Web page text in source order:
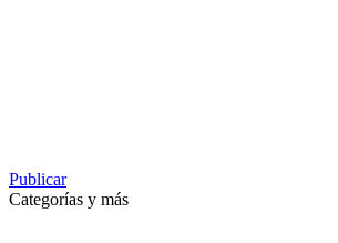
Publicar
Categorías y más